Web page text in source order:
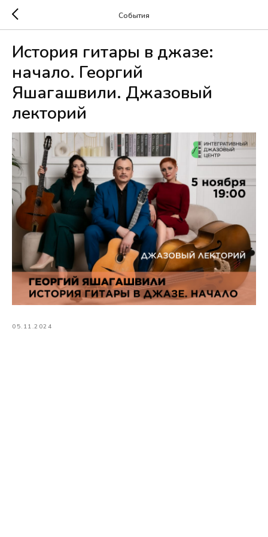
События
История гитары в джазе:
начало. Георгий
Яшагашвили. Джазовый
лекторий
05.11.2024